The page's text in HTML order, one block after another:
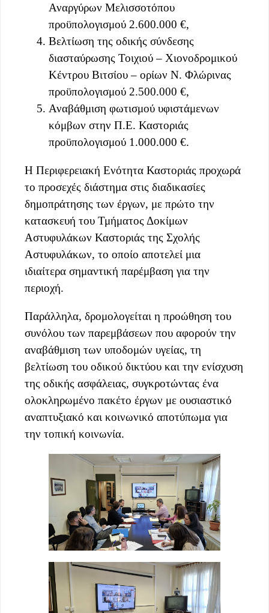
Αναργύρων Μελισσοτόπου
προϋπολογισμού 2.600.000 €,
Βελτίωση της οδικής σύνδεσης
διασταύρωσης Τοιχιού – Χιονοδρομικού
Κέντρου Βιτσίου – ορίων Ν. Φλώρινας
προϋπολογισμού 2.500.000 €,
Αναβάθμιση φωτισμού υφιστάμενων
κόμβων στην Π.Ε. Καστοριάς
προϋπολογισμού 1.000.000 €.
Η Περιφερειακή Ενότητα Καστοριάς προχωρά
το προσεχές διάστημα στις διαδικασίες
δημοπράτησης των έργων, με πρώτο την
κατασκευή του Τμήματος Δοκίμων
Αστυφυλάκων Καστοριάς της Σχολής
Αστυφυλάκων, το οποίο αποτελεί μια
ιδιαίτερα σημαντική παρέμβαση για την
περιοχή.
Παράλληλα, δρομολογείται η προώθηση του
συνόλου των παρεμβάσεων που αφορούν την
αναβάθμιση των υποδομών υγείας, τη
βελτίωση του οδικού δικτύου και την ενίσχυση
της οδικής ασφάλειας, συγκροτώντας ένα
ολοκληρωμένο πακέτο έργων με ουσιαστικό
αναπτυξιακό και κοινωνικό αποτύπωμα για
την τοπική κοινωνία.